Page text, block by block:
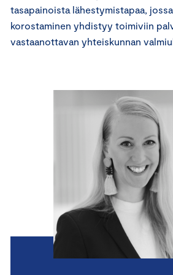
tasapainoista lähestymistapaa,
korostaminen yhdistyy toimiviin
vastaanottavan yhteiskunnan